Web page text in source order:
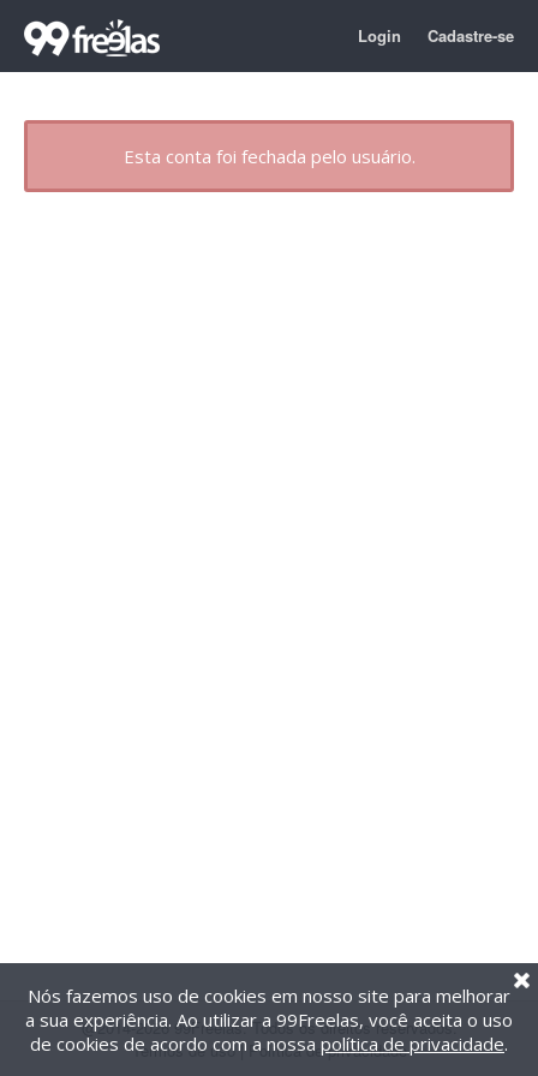
Login Cadastre-se
Esta conta foi fechada pelo usuário.
@2014-2026 99Freelas. Todos os direitos reservados.
Termos de uso| Política de privacidade
Nós fazemos uso de cookies em nosso site para melhorar
a sua experiência. Ao utilizar a 99Freelas, você aceita o uso
de cookies de acordo com a nossa política de privacidade.